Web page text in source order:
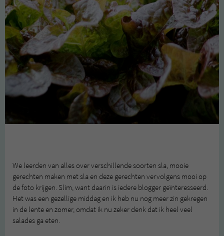
We leerden van alles over verschillende soorten sla, mooie
gerechten maken met sla en deze gerechten vervolgens mooi op
de foto krijgen. Slim, want daarin is iedere blogger geïnteresseerd.
Het was een gezellige middag en ik heb nu nog meer zin gekregen
in de lente en zomer, omdat ik nu zeker denk dat ik heel veel
salades ga eten.